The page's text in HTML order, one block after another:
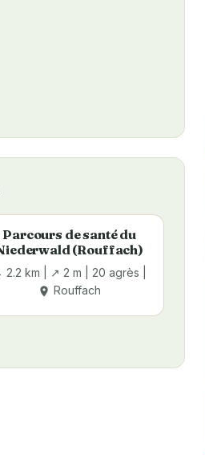
Parcours de santé du
(Rouffach)
2.2 km | ↗ 2 m | 20 agrès |
place Rouffach